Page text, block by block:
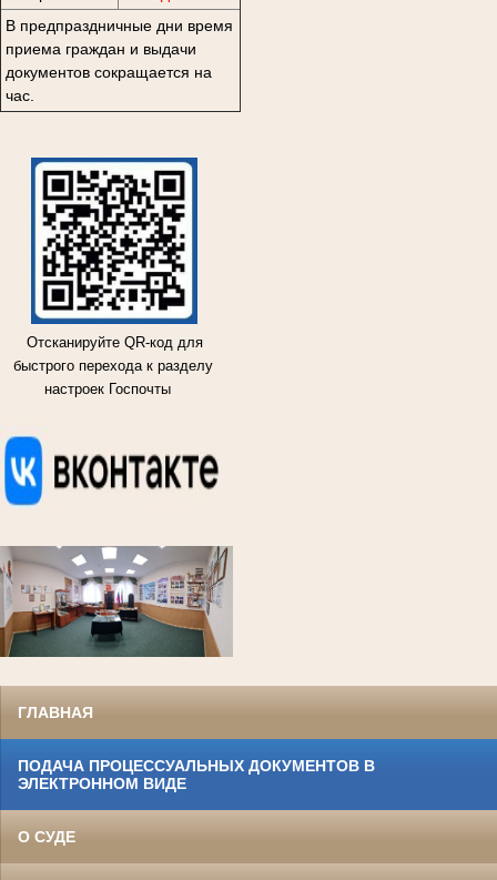
В предпраздничные дни время
приема граждан и выдачи
документов сокращается на
час.
Отсканируйте QR-код для
быстрого перехода к разделу
настроек Госпочты
ГЛАВНАЯ
ПОДАЧА ПРОЦЕССУАЛЬНЫХ ДОКУМЕНТОВ В
ЭЛЕКТРОННОМ ВИДЕ
О СУДЕ